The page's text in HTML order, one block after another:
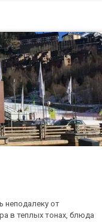
неподалеку от
в теплых тонах, блюда